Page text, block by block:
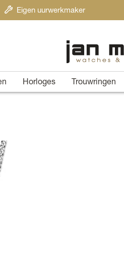
Eigen uurwerkmaker
Horloges Trouwringen